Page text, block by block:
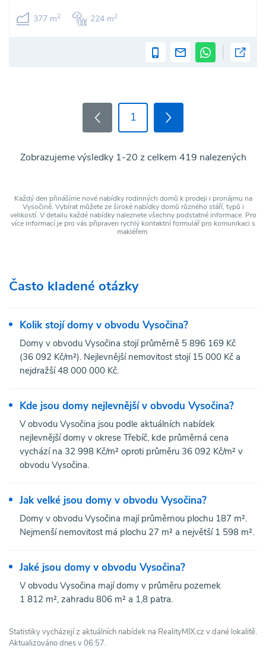
377 m2 224 m2
1
Zobrazujeme výsledky 1-20 z celkem 419 nalezených
Každý den přinášíme nové nabídky rodinných domů k prodeji i pronájmu na
Vysočině. Vybírat můžete ze široké nabídky domů různého stáří, typů i
velikostí. V detailu každé nabídky naleznete všechny podstatné informace. Pro
více informací je pro vás připraven rychlý kontaktní formulář pro komunikaci s
makléřem.
Často kladené otázky
Kolik stojí domy v obvodu Vysočina?
Domy v obvodu Vysočina stojí průměrně 5 896 169 Kč
(36 092 Kč/m²). Nejlevnější nemovitost stojí 15 000 Kč a
nejdražší 48 000 000 Kč.
Kde jsou domy nejlevnější v obvodu Vysočina?
V obvodu Vysočina jsou podle aktuálních nabídek
nejlevnější domy v okrese Třebíč, kde průměrná cena
vychází na 32 998 Kč/m² oproti průměru 36 092 Kč/m² v
obvodu Vysočina.
Jak velké jsou domy v obvodu Vysočina?
Domy v obvodu Vysočina mají průměrnou plochu 187 m².
Nejmenší nemovitost má plochu 27 m² a největší 1 598 m².
Jaké jsou domy v obvodu Vysočina?
V obvodu Vysočina mají domy v průměru pozemek
1 812 m², zahradu 806 m² a 1,8 patra.
Statistiky vycházejí z aktuálních nabídek na RealityMIX.cz v dané lokalitě.
Aktualizováno dnes v 06:57.